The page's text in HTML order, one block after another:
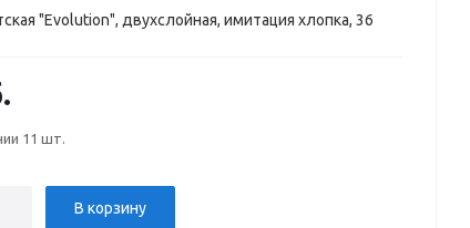
"Evolution", двухслойная, имитация хлопка, 36
11 шт.
В корзину